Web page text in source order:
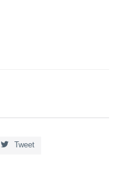
 Tweet